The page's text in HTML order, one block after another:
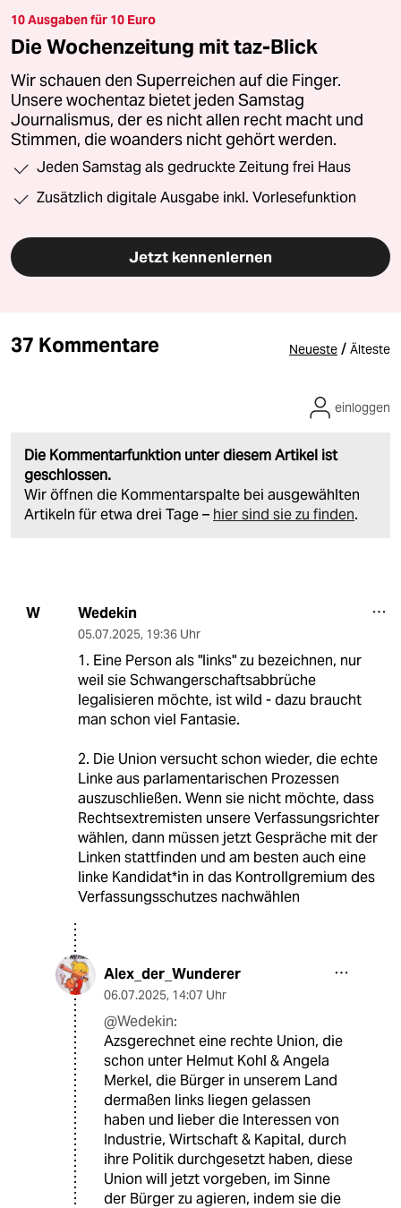
10 Ausgaben für 10 Euro
Die Wochenzeitung mit taz-Blick
Wir schauen den Superreichen auf die Finger.
Unsere wochentaz bietet jeden Samstag
Journalismus, der es nicht allen recht macht und
Stimmen, die woanders nicht gehört werden.
Jeden Samstag als gedruckte Zeitung frei Haus
Zusätzlich digitale Ausgabe inkl. Vorlesefunktion
Jetzt kennenlernen
37 Kommentare Neueste / Älteste
Die Kommentarfunktion unter diesem Artikel ist
geschlossen.
Wir öffnen die Kommentarspalte bei ausgewählten
Artikeln für etwa drei Tage – hier sind sie zu finden.
einloggen
W Wedekin
05.07.2025, 19:36 Uhr
1. Eine Person als "links" zu bezeichnen, nur
weil sie Schwangerschaftsabbrüche
legalisieren möchte, ist wild - dazu braucht
man schon viel Fantasie.
2. Die Union versucht schon wieder, die echte
Linke aus parlamentarischen Prozessen
auszuschließen. Wenn sie nicht möchte, dass
Rechtsextremisten unsere Verfassungsrichter
wählen, dann müssen jetzt Gespräche mit der
Linken stattfinden und am besten auch eine
linke Kandidat*in in das Kontrollgremium des
Verfassungsschutzes nachwählen
Alex_der_Wunderer
06.07.2025, 14:07 Uhr
@Wedekin:
Azsgerechnet eine rechte Union, die
schon unter Helmut Kohl & Angela
Merkel, die Bürger in unserem Land
dermaßen links liegen gelassen
haben und lieber die Interessen von
Industrie, Wirtschaft & Kapital, durch
ihre Politik durchgesetzt haben, diese
Union will jetzt vorgeben, im Sinne
der Bürger zu agieren, indem sie die